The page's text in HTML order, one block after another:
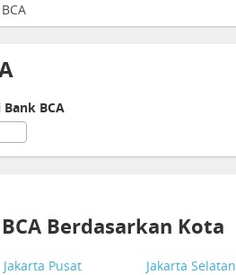
BCA
Berdasarkan Kota
Jakarta Pusat
Jakarta Selatan